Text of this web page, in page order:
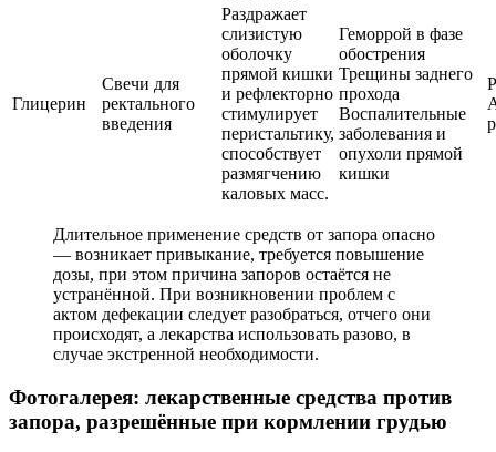
Глицерин
Свечи для
ректального
введения
Раздражает
слизистую
оболочку
прямой кишки
и рефлекторно
стимулирует
перистальтику,
способствует
размягчению
каловых масс.
Геморрой в фазе
обострения
Трещины заднего
прохода
Воспалительные
заболевания и
опухоли прямой
кишки
Длительное применение средств от запора опасно
— возникает привыкание, требуется повышение
дозы, при этом причина запоров остаётся не
устранённой. При возникновении проблем с
актом дефекации следует разобраться, отчего они
происходят, а лекарства использовать разово, в
случае экстренной необходимости.
Фотогалерея: лекарственные средства против
запора, разрешённые при кормлении грудью